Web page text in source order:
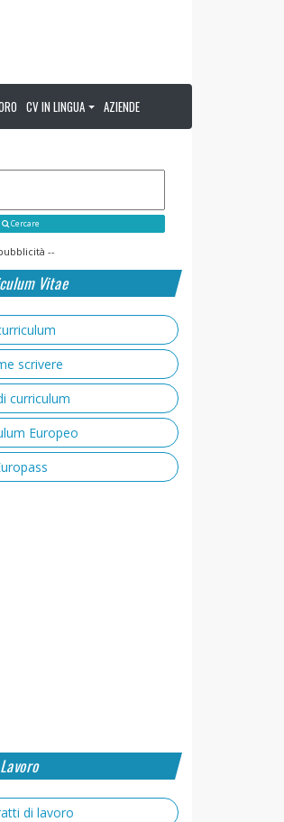
CV IN LINGUA AZIENDE
Cercare
--
Vitae
scrivere
curriculum
Europeo
Lavoro
di lavoro